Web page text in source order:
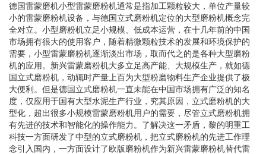
德国雷蒙磨机小型雷蒙磨粉机通常是指加工颗粒较大，单位产量较
小的雷蒙磨粉机设备，与德国立式磨粉机定位的大型磨粉机概念完
全对立。小型磨粉机立足小规模、低成本运营，在十几年前的中国
市场拥有很大的使用客户，随着精微颗粒技术的发展和环境保护的
需要，小型雷蒙磨粉机逐渐淡出市场，取而代之的是各种大型磨粉
机的应用。新兴雷蒙磨粉机大多立足高产能、大规模生产，就如德
国立式磨粉机，动辄时产量上百为大型粉磨物料生产企业提供了极
大便利。但是德国立式磨粉机一直未能在中国市场拥有广泛的知名
度，仅应用于国有大型水泥生产行业，究其原因，立式磨粉机的大
型化，超出很多小规模雷蒙磨粉机用户的需要，尽管立式磨粉机拥
有先进的技术和智能化的操作能力。了解决这一矛盾，黎的明重工
科技一方面研发了中型的立式磨粉机，把立式磨粉机的先进工作理
念引入国内，一方面设计了欧版磨粉机作为新兴雷蒙磨粉机替代雷